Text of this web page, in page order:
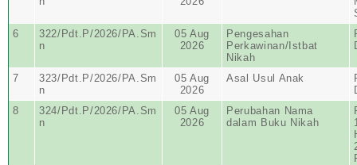
6
322/Pdt.P/2026/PA.Sm
n
05 Aug
2026
Pengesahan
Perkawinan/Istbat
Nikah
7
323/Pdt.P/2026/PA.Sm
n
05 Aug
2026
Asal Usul Anak
8
324/Pdt.P/2026/PA.Sm
n
05 Aug
2026
Perubahan Nama
dalam Buku Nikah